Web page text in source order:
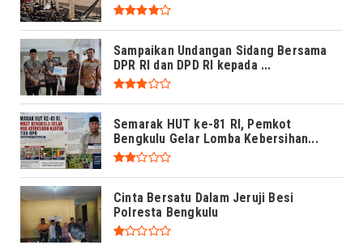
Sampaikan Undangan Sidang Bersama
DPR RI dan DPD RI kepada ...
Semarak HUT ke-81 RI, Pemkot
Bengkulu Gelar Lomba Kebersihan...
Cinta Bersatu Dalam Jeruji Besi
Polresta Bengkulu